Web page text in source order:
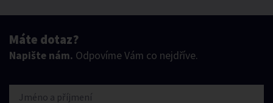
Máte dotaz?
Napište nám. Odpovíme Vám co nejdříve.